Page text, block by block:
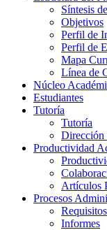
Síntesis
Objetivos
Perfil de
Perfil de
Mapa
Línea de
Núcleo
Estudiantes
Tutoría
Tutoría
Dirección
Productividad
Artículos
Procesos
Informes